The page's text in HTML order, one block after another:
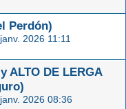
Perdón)
2026 11:11
ALTO DE LERGA
2026 08:36